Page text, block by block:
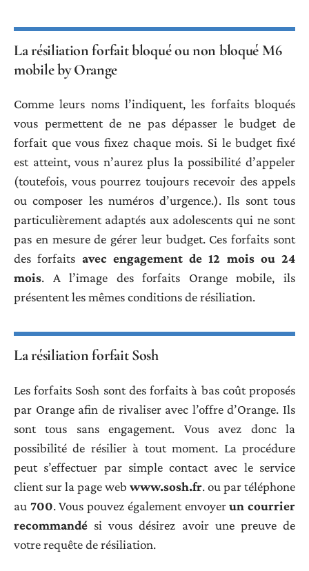
La résiliation forfait bloqué ou non bloqué M6
mobile by Orange
Comme leurs noms l’indiquent, les forfaits bloqués
vous permettent de ne pas dépasser le budget de
forfait que vous fixez chaque mois. Si le budget fixé
est atteint, vous n’aurez plus la possibilité d’appeler
(toutefois, vous pourrez toujours recevoir des appels
ou composer les numéros d’urgence.). Ils sont tous
particulièrement adaptés aux adolescents qui ne sont
pas en mesure de gérer leur budget. Ces forfaits sont
des forfaits avec engagement de 12 mois ou 24
mois. A l’image des forfaits Orange mobile, ils
présentent les mêmes conditions de résiliation.
La résiliation forfait Sosh
Les forfaits Sosh sont des forfaits à bas coût proposés
par Orange afin de rivaliser avec l’offre d’Orange. Ils
sont tous sans engagement. Vous avez donc la
possibilité de résilier à tout moment. La procédure
peut s’effectuer par simple contact avec le service
client sur la page web www.sosh.fr. ou par téléphone
au 700. Vous pouvez également envoyerun courrier
recommandé si vous désirez avoir une preuve de
votre requête de résiliation.